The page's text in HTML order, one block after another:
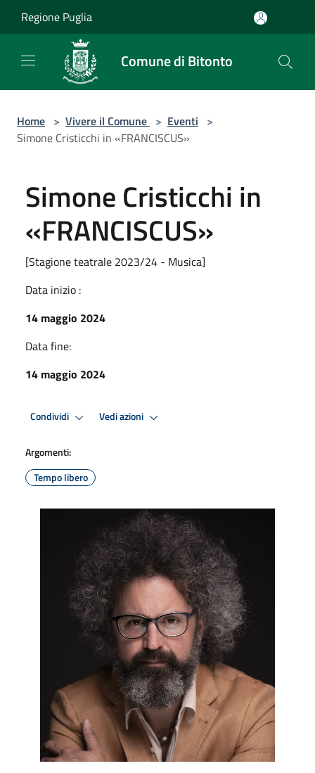
Regione Puglia
Comune di Bitonto
Home > Vivere il Comune > Eventi >
Simone Cristicchi in «FRANCISCUS»
Simone Cristicchi in
«FRANCISCUS»
[Stagione teatrale 2023/24 - Musica]
Data inizio :
14 maggio 2024
Data fine:
14 maggio 2024
Condividi Vedi azioni
Argomenti:
Tempo libero